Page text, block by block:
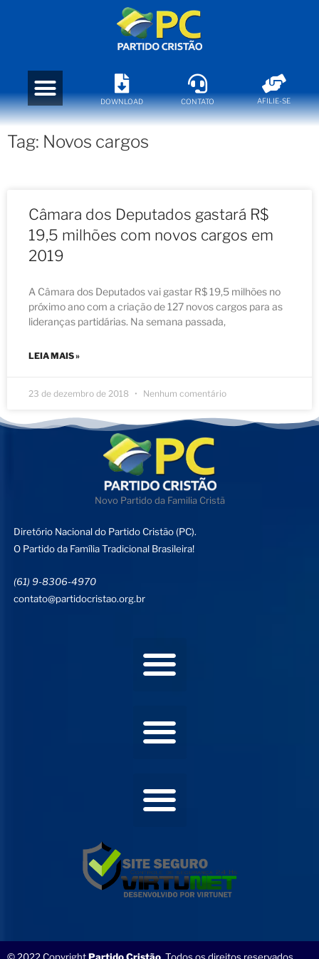
DOWNLOAD CONTATO AFILIE-SE
Tag: Novos cargos
Câmara dos Deputados gastará R$
19,5 milhões com novos cargos em
2019
A Câmara dos Deputados vai gastar R$ 19,5 milhões no
próximo ano com a criação de 127 novos cargos para as
lideranças partidárias. Na semana passada,
LEIA MAIS »
23 de dezembro de 2018 Nenhum comentário
Novo Partido da Familia Cristã
Diretório Nacional do Partido Cristão (PC).
O Partido da Família Tradicional Brasileira!
(61) 9-8306-4970
contato@partidocristao.org.br